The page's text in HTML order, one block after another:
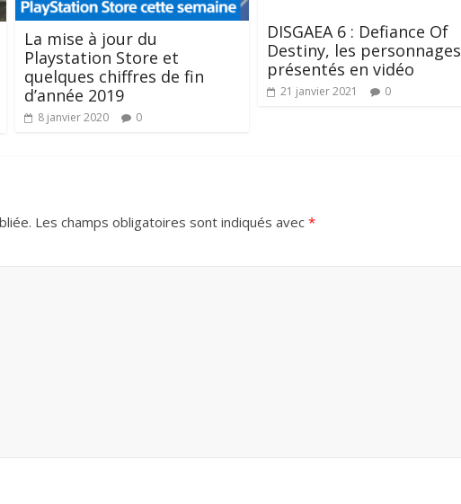
La mise à jour du
Playstation Store et
quelques chiffres de fin
d’année 2019
8 janvier 2020 0
DISGAEA 6 : Defiance Of
Destiny, les personnages
présentés en vidéo
21 janvier 2021 0
Les champs obligatoires sont indiqués avec *